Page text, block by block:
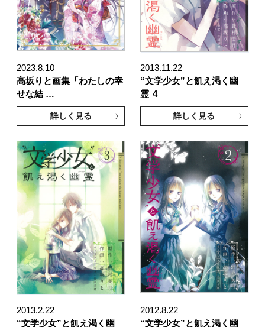
2023.8.10
高坂りと画集「わたしの幸
せな結 …
詳しく見る
2013.11.22
“文学少女”と飢え渇く幽
霊 4
詳しく見る
2013.2.22
“文学少女”と飢え渇く幽
2012.8.22
“文学少女”と飢え渇く幽